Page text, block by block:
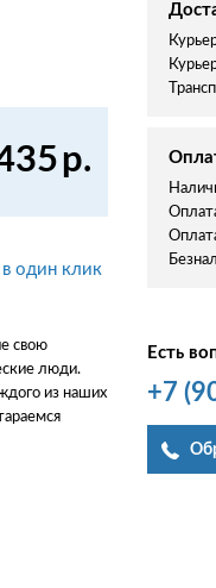
р.
в один клик
свою
люди.
из наших
Есть
+7